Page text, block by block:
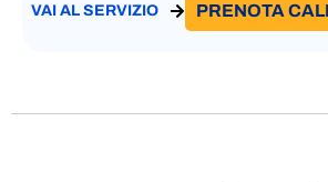
VAI AL SERVIZIO PRENOTA